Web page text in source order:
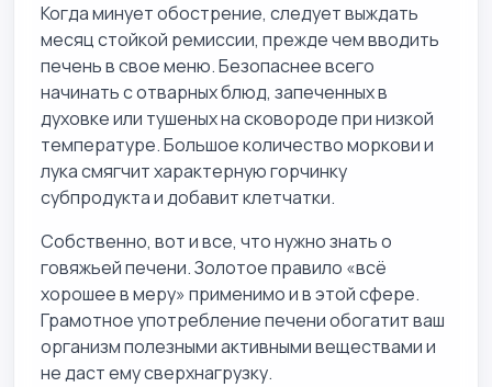
Когда минует обострение, следует выждать
месяц стойкой ремиссии, прежде чем вводить
печень в свое меню. Безопаснее всего
начинать с отварных блюд, запеченных в
духовке или тушеных на сковороде при низкой
температуре. Большое количество моркови и
лука смягчит характерную горчинку
субпродукта и добавит клетчатки.
Собственно, вот и все, что нужно знать о
говяжьей печени. Золотое правило «всё
хорошее в меру» применимо и в этой сфере.
Грамотное употребление печени обогатит ваш
организм полезными активными веществами и
не даст ему сверхнагрузку.